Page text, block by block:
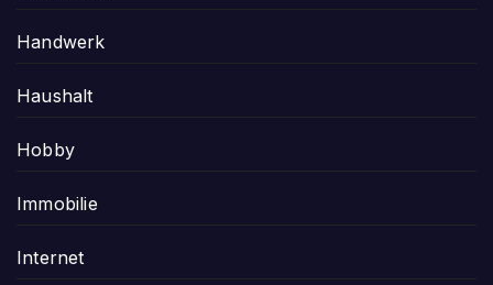
Handwerk
Haushalt
Hobby
Immobilie
Internet